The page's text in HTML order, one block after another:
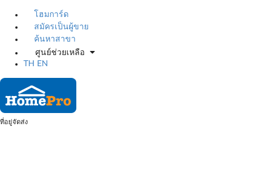
โฮมการ์ด
สมัครเป็นผู้ขาย
ค้นหาสาขา
ศูนย์ช่วยเหลือ
TH
EN
ที่อยู่จัดส่ง